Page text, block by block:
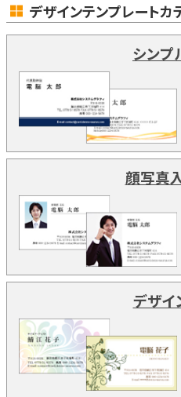
デザインテンプレートカ
シンプ
顔写真
デザイ